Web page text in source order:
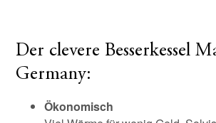
Der clevere Besserkessel
Germany:
Ökonomisch